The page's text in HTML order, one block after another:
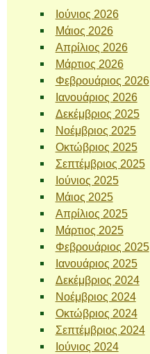
Ιούνιος 2026
Μάιος 2026
Απρίλιος 2026
Μάρτιος 2026
Φεβρουάριος 2026
Ιανουάριος 2026
Δεκέμβριος 2025
Νοέμβριος 2025
Οκτώβριος 2025
Σεπτέμβριος 2025
Ιούνιος 2025
Μάιος 2025
Απρίλιος 2025
Μάρτιος 2025
Φεβρουάριος 2025
Ιανουάριος 2025
Δεκέμβριος 2024
Νοέμβριος 2024
Οκτώβριος 2024
Σεπτέμβριος 2024
Ιούνιος 2024